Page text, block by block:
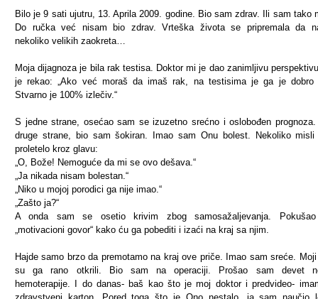
Bilo je 9 sati ujutru, 13. Aprila 2009. godine. Bio sam zdrav. Ili sam tako
Do ručka već nisam bio zdrav. Vrteška života se pripremala da
nekoliko velikih zaokreta…
Moja dijagnoza je bila rak testisa. Doktor mi je dao zanimljivu
je rekao: „Ako već moraš da imaš rak, na testisima je ga je dobro
Stvarno je 100% izlečiv.“
S jedne strane, osećao sam se izuzetno srećno i oslobođen
druge strane, bio sam šokiran. Imao sam Onu bolest. Nekoliko
proletelo kroz glavu:
„O, Bože! Nemoguće da mi se ovo dešava.“
„Ja nikada nisam bolestan.“
„Niko u mojoj porodici ga nije imao.“
„Zašto ja?“
A onda sam se osetio krivim zbog samosažaljevanja.
„motivacioni govor“ kako ću ga pobediti i izaći na kraj sa njim.
Hajde samo brzo da premotamo na kraj ove priče. Imao sam sreće.
su ga rano otkrili. Bio sam na operaciji. Prošao sam devet
hemoterapije. I do danas- baš kao što je moj doktor i predvideo-